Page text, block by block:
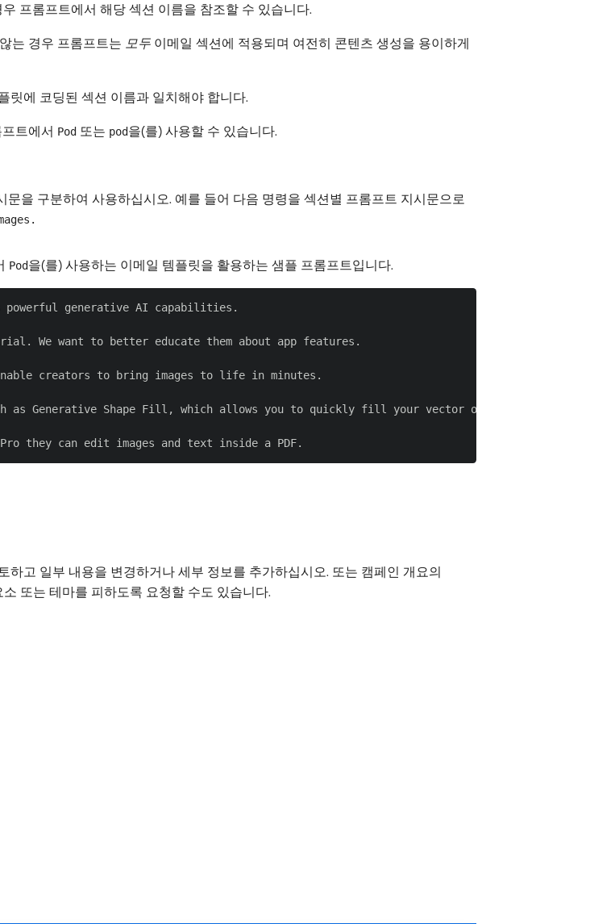
프롬프트에서 해당 섹션 이름을 참조할 수 있습니다.
는 경우 프롬프트는 모두 이메일 섹션에 적용되며 여전히 콘텐츠 생성을 용이하게
릿에 코딩된 섹션 이름과 일치해야 합니다.
트에서 Pod 또는 pod을(를) 사용할 수 있습니다.
문을 구분하여 사용하십시오. 예를 들어 다음 명령을 섹션별 프롬프트 지시문으로
Pod을(를) 사용하는 이메일 템플릿을 활용하는 샘플 프롬프트입니다.
powerful generative AI capabilities.
We want to better educate them about app features.
creators to bring images to life in minutes.
as Generative Shape Fill, which allows you to quickly fill your vector outline and
고 일부 내용을 변경하거나 세부 정보를 추가하십시오. 또는 캠페인 개요의
소 또는 테마를 피하도록 요청할 수도 있습니다.